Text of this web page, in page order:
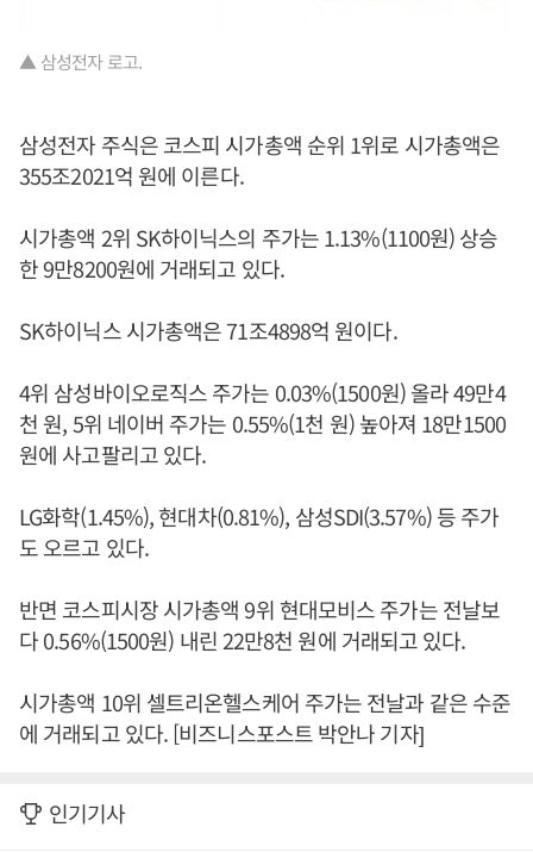
▲ 삼성전자 로고.
삼성전자 주식은 코스피 시가총액 순위 1위로 시가총액은
355조2021억 원에 이른다.
시가총액 2위 SK하이닉스의 주가는 1.13%(1100원) 상승
한 9만8200원에 거래되고 있다.
SK하이닉스 시가총액은 71조4898억 원이다.
4위 삼성바이오로직스 주가는 0.03%(1500원) 올라 49만4
천 원, 5위 네이버 주가는 0.55%(1천 원) 높아져 18만1500
원에 사고팔리고 있다.
LG화학(1.45%), 현대차(0.81%), 삼성SDI(3.57%) 등 주가
도 오르고 있다.
반면 코스피시장 시가총액 9위 현대모비스 주가는 전날보
다 0.56%(1500원) 내린 22만8천 원에 거래되고 있다.
시가총액 10위 셀트리온헬스케어 주가는 전날과 같은 수준
에 거래되고 있다. [비즈니스포스트 박안나 기자]
인기기사